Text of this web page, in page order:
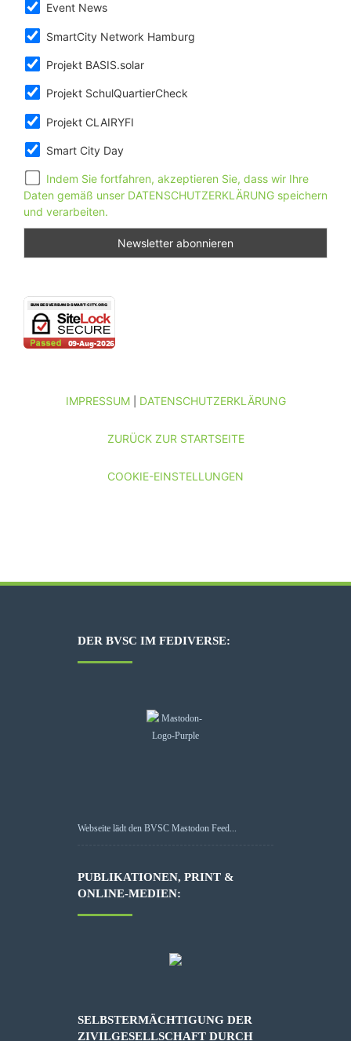
Event News
SmartCity Network Hamburg
Projekt BASIS.solar
Projekt SchulQuartierCheck
Projekt CLAIRYFI
Smart City Day
Indem Sie fortfahren, akzeptieren Sie, dass wir Ihre
Daten gemäß unser DATENSCHUTZERKLÄRUNG speichern
und verarbeiten.
IMPRESSUM| DATENSCHUTZERKLÄRUNG
ZURÜCK ZUR STARTSEITE
COOKIE-EINSTELLUNGEN
DER BVSC IM FEDIVERSE:
Webseite lädt den BVSC Mastodon Feed...
PUBLIKATIONEN, PRINT &
ONLINE-MEDIEN:
SELBSTERMÄCHTIGUNG DER
ZIVILGESELLSCHAFT DURCH